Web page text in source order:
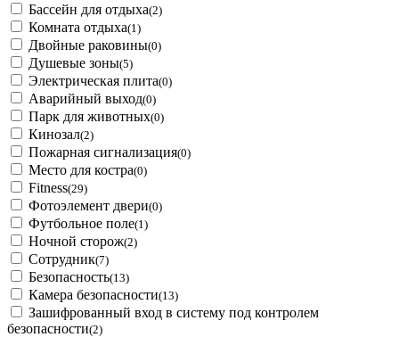
Бассейн для отдыха(2)
Комната отдыха(1)
Двойные раковины(0)
Душевые зоны(5)
Электрическая плита(0)
Аварийный выход(0)
Парк для животных(0)
Кинозал(2)
Пожарная сигнализация(0)
Место для костра(0)
Fitness(29)
Фотоэлемент двери(0)
Футбольное поле(1)
Ночной сторож(2)
Сотрудник(7)
Безопасность(13)
Камера безопасности(13)
Зашифрованный вход в систему под контролем
безопасности(2)